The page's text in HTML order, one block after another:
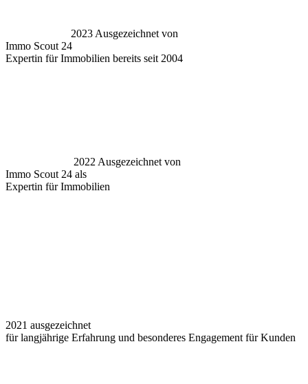
2023 Ausgezeichnet von
Immo Scout 24
Expertin für Immobilien bereits seit 2004
2022 Ausgezeichnet von
Immo Scout 24 als
Expertin für Immobilien
2021 ausgezeichnet
für langjährige Erfahrung und besonderes Engagement für Kunden